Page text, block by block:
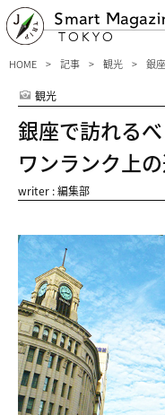
Smart
TOKYO
HOME 記事 観光 銀
観光
銀座で訪れる
ワンランク上
writer : 編集部